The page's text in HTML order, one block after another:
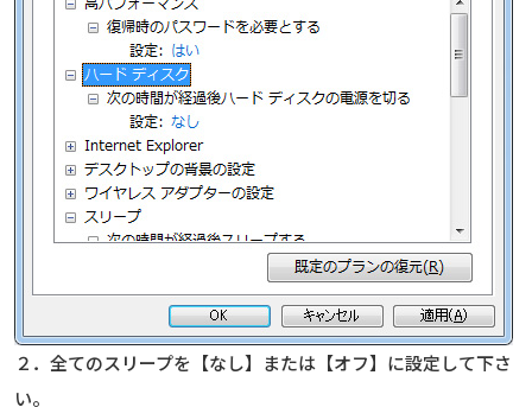
２．全てのスリープを【なし】または【オフ】に設定して下さ
い。